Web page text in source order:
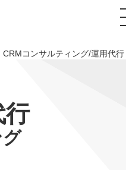
CRMコンサルティング/運用代行
行